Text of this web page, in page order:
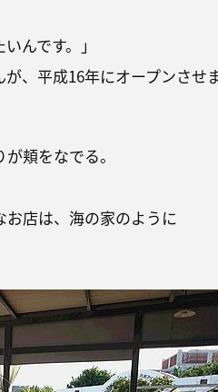
んです。」
、平成16年にオープンさせ
頬をなでる。
店は、海の家のように